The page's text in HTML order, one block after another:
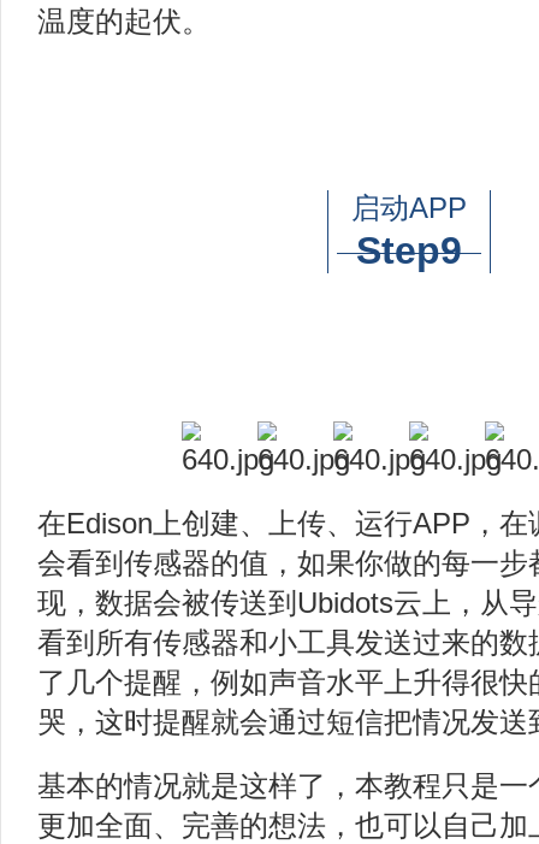
温度的起伏。
启动APP
Step9
在Edison上创建、上传、运行APP，
会看到传感器的值，如果你做的每一步
现，数据会被传送到Ubidots云上，从
看到所有传感器和小工具发送过来的数
了几个提醒，例如声音水平上升得很
哭，这时提醒就会通过短信把情况发送
基本的情况就是这样了，本教程只是
更加全面、完善的想法，也可以自己加